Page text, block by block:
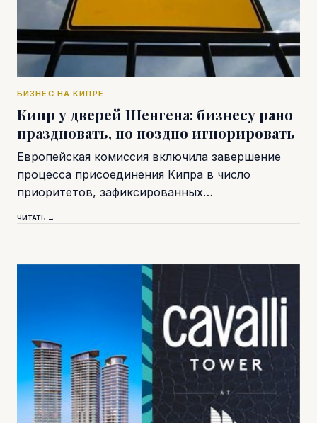
БИЗНЕС НА КИПРЕ
Кипр у дверей Шенгена: бизнесу рано
праздновать, но поздно игнорировать
Европейская комиссия включила завершение
процесса присоединения Кипра в число
приоритетов, зафиксированных…
ЧИТАТЬ →